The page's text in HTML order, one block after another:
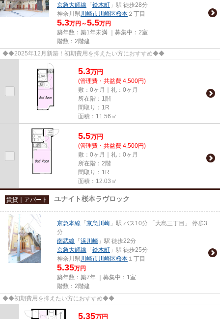
京急大師線 「 鈴木町 」駅 徒歩28分
神奈川県川崎市川崎区桜本 ２丁目
5.3万円～5.5万円
築年数：築1年未満 ｜募集中： 2室
階数：2階建
◆◆2025年12月新築！初期費用を抑えたい方におすすめ◆◆
5.3万円
(管理費・共益費 4,500円)
敷：0ヶ月｜礼：0ヶ月
所在階：1階
間取り：1R
面積：11.56㎡
5.5万円
(管理費・共益費 4,500円)
敷：0ヶ月｜礼：0ヶ月
所在階：2階
間取り：1R
面積：12.03㎡
賃貸｜アパート ユナイト桜本ラヴロック
京急本線 「 京急川崎 」駅 バス10分 「大島三丁目」 停歩3
分
南武線 「 浜川崎 」駅 徒歩22分
京急大師線 「 鈴木町 」駅 徒歩25分
神奈川県川崎市川崎区桜本 １丁目
5.35万円
築年数：築7年 ｜募集中： 1室
階数：2階建
◆◆初期費用を抑えたい方におすすめ◆◆
5.35万円